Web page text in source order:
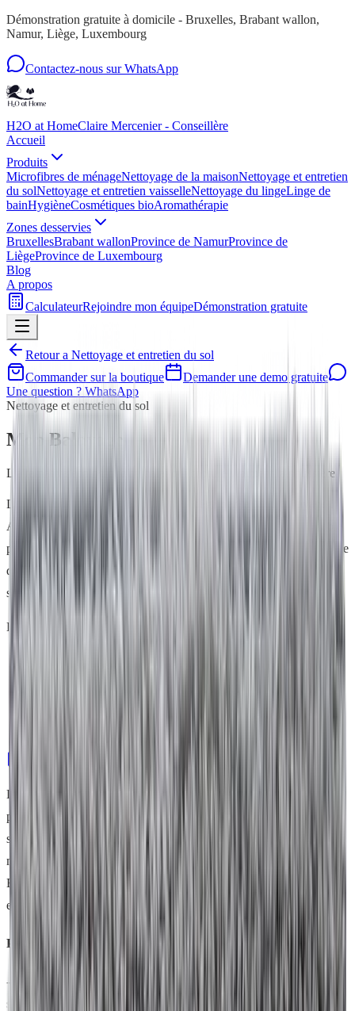
Démonstration gratuite à domicile - Bruxelles, Brabant wallon,
Namur, Liège, Luxembourg
Contactez-nous sur WhatsApp
H2O at HomeClaire Mercenier - Conseillère
Accueil
Produits
Microfibres de ménageNettoyage de la maisonNettoyage et entretien
du solNettoyage et entretien vaisselleNettoyage du lingeLinge de
bainHygièneCosmétiques bioAromathérapie
Zones desservies
BruxellesBrabant wallonProvince de NamurProvince de
LiègeProvince de Luxembourg
Blog
A propos
CalculateurRejoindre mon équipeDémonstration gratuite
Retour a Nettoyage et entretien du sol
Commander sur la boutique
Demander une demo gratuite
Une question ? WhatsApp
Nettoyage et entretien du sol
Mop Balayage
L'alternative écologique au balai qui capture vraiment la poussière
Laissez votre aspirateur au placard et dégainez la Mop Balayage !
Aussi efficace qu'un aspirateur, le silence en plus. C'est un véritable
piège à poussière qui fait partie des indispensables de la maison : elle
dépoussière tous les types de sols, en un seul passage et en toute
simplicité.
En bref
Le balai classique déplace la poussière plus qu'il ne la capture : les
poils de chat, poils de chien, cheveux et poussières fines finissent
souvent par voler puis retomber quelques mètres plus loin. Résultat,
même après le ménage, les saletés se redéposent au sol. La Mop
Balayage, elle, attire ces particules comme un aimant et les
emprisonne sans les redéposer au sol. Bref, elle fait place nette.
Pourquoi est-elle aussi efficace ?
- Sa force électrostatique :
ses fibres synthétiques, 100% polyester,
s'électrisent facilement par frottement à sec, ce qui leur confère un